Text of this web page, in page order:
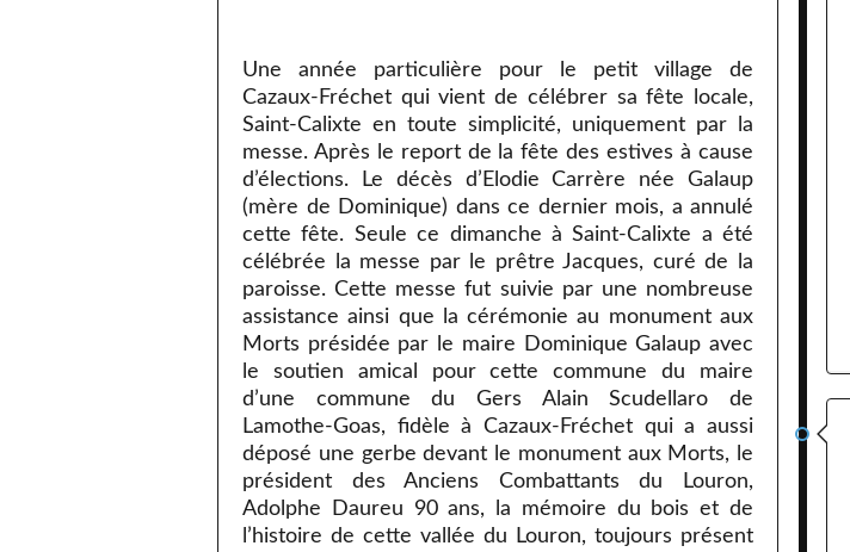
Une année particulière pour le petit village de
Cazaux-Fréchet qui vient de célébrer sa fête locale,
Saint-Calixte en toute simplicité, uniquement par la
messe. Après le report de la fête des estives à cause
d’élections. Le décès d’Elodie Carrère née Galaup
(mère de Dominique) dans ce dernier mois, a annulé
cette fête. Seule ce dimanche à Saint-Calixte a été
célébrée la messe par le prêtre Jacques, curé de la
paroisse. Cette messe fut suivie par une nombreuse
assistance ainsi que la cérémonie au monument aux
Morts présidée par le maire Dominique Galaup avec
le soutien amical pour cette commune du maire
d’une commune du Gers Alain Scudellaro de
Lamothe-Goas, fidèle à Cazaux-Fréchet qui a aussi
déposé une gerbe devant le monument aux Morts, le
président des Anciens Combattants du Louron,
Adolphe Daureu 90 ans, la mémoire du bois et de
l’histoire de cette vallée du Louron, toujours présent